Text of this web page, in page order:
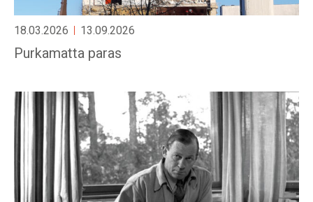
18.03.2026 13.09.2026
Purkamatta paras